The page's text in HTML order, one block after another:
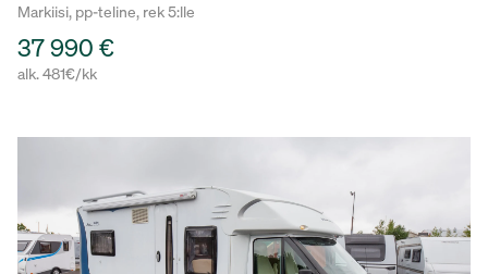
Markiisi, pp-teline, rek 5:lle
37 990 €
alk. 481€/kk